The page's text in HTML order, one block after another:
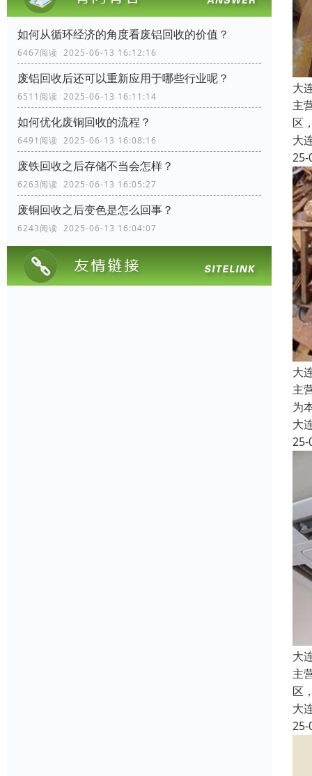
如何从循环经济的角度看废铝回收的价值？
6467阅读 2025-06-13 16:12:16
废铝回收后还可以重新应用于哪些行业呢？
6511阅读 2025-06-13 16:11:14
如何优化废铜回收的流程？
6491阅读 2025-06-13 16:08:16
废铁回收之后存储不当会怎样？
6263阅读 2025-06-13 16:05:27
废铜回收之后变色是怎么回事？
6243阅读 2025-06-13 16:04:07
大
主
区
大
25-
大
主
为
大
25-
大
主
区
大
25-